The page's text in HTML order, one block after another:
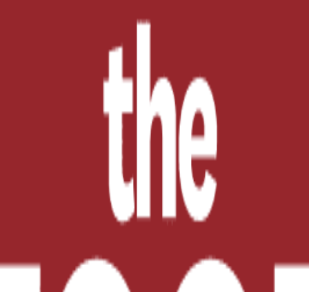
de fondo que permitan abatir problemáticas
PepsiCo México, se suma al Fondo de las
encarar los retos en materia de nutrición
la iniciativa Todos por las niñas y los niños de
derechos de la infancia y la adolescencia en los
la educación, la identidad y una nutrición adecuada.
esta iniciativa de UNICEF México y el gobierno
de Fundación PepsiCo México en el